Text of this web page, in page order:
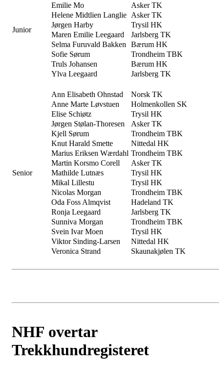
Junior
Emilie Mo
Asker TK
Helene Midtlien Langlie Asker TK
Jørgen Harby
Trysil HK
Maren Emilie Leegaard
Jarlsberg TK
Selma Furuvald Bakken
Bærum HK
Sofie Sørum
Trondheim TBK
Truls Johansen
Bærum HK
Ylva Leegaard
Jarlsberg TK
Senior
Ann Elisabeth Ohnstad
Norsk TK
Anne Marte Løvstuen
Holmenkollen SK
Elise Schiøtz
Trysil HK
Jørgen Stølan-Thoresen
Asker TK
Kjell Sørum
Trondheim TBK
Knut Harald Smette
Nittedal HK
Marius Eriksen Wærdahl Trondheim TBK
Martin Korsmo Corell
Asker TK
Mathilde Lutnæs
Trysil HK
Mikal Lillestu
Trysil HK
Nicolas Morgan
Trondheim TBK
Oda Foss Almqvist
Hadeland TK
Ronja Leegaard
Jarlsberg TK
Sunniva Morgan
Trondheim TBK
Svein Ivar Moen
Trysil HK
Viktor Sinding-Larsen
Nittedal HK
Veronica Strand
Skaunakjølen TK
NHF overtar
Trekkhundregisteret